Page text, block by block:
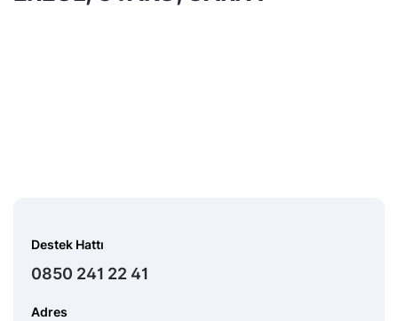
Destek Hattı
0850 241 22 41
Adres